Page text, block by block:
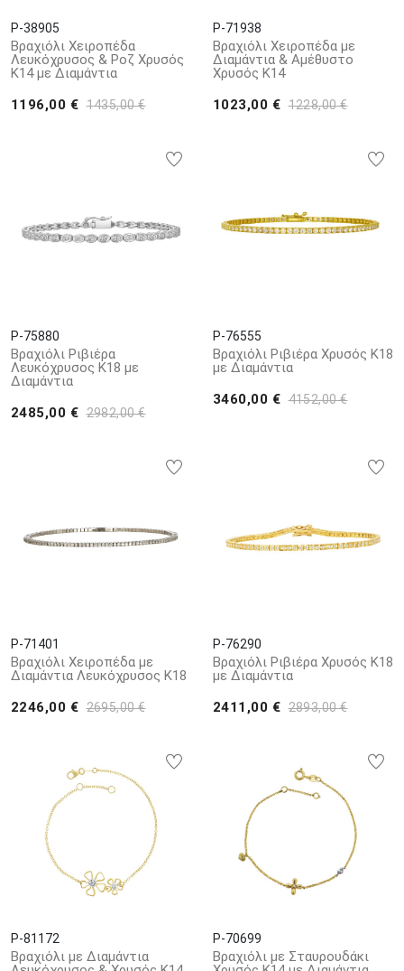
P-38905
Βραχιόλι Χειροπέδα
Λευκόχρυσος & Ροζ Χρυσός
Κ14 με Διαμάντια
1196,00 € 1435,00 €
P-71938
Βραχιόλι Χειροπέδα με
Διαμάντια & Αμέθυστο
Χρυσός Κ14
1023,00 € 1228,00 €
P-75880
Βραχιόλι Ριβιέρα
Λευκόχρυσος Κ18 με
Διαμάντια
2485,00 € 2982,00 €
P-76555
Βραχιόλι Ριβιέρα Χρυσός Κ18
με Διαμάντια
3460,00 € 4152,00 €
P-71401
Βραχιόλι Χειροπέδα με
Διαμάντια Λευκόχρυσος Κ18
2246,00 € 2695,00 €
P-76290
Βραχιόλι Ριβιέρα Χρυσός Κ18
με Διαμάντια
2411,00 € 2893,00 €
P-81172
Βραχιόλι με Διαμάντια
P-70699
Βραχιόλι με Σταυρουδάκι